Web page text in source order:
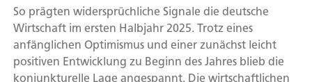
So prägten widersprüchliche Signale die deutsche
Wirtschaft im ersten Halbjahr 2025. Trotz eines
anfänglichen Optimismus und einer zunächst leicht
positiven Entwicklung zu Beginn des Jahres blieb die
konjunkturelle Lage angespannt. Die wirtschaftlichen